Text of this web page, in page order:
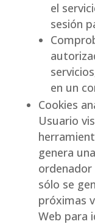
el
sesión
en un
Cookies
Usuario
genera
ordenador
sólo se
próximas
Web para